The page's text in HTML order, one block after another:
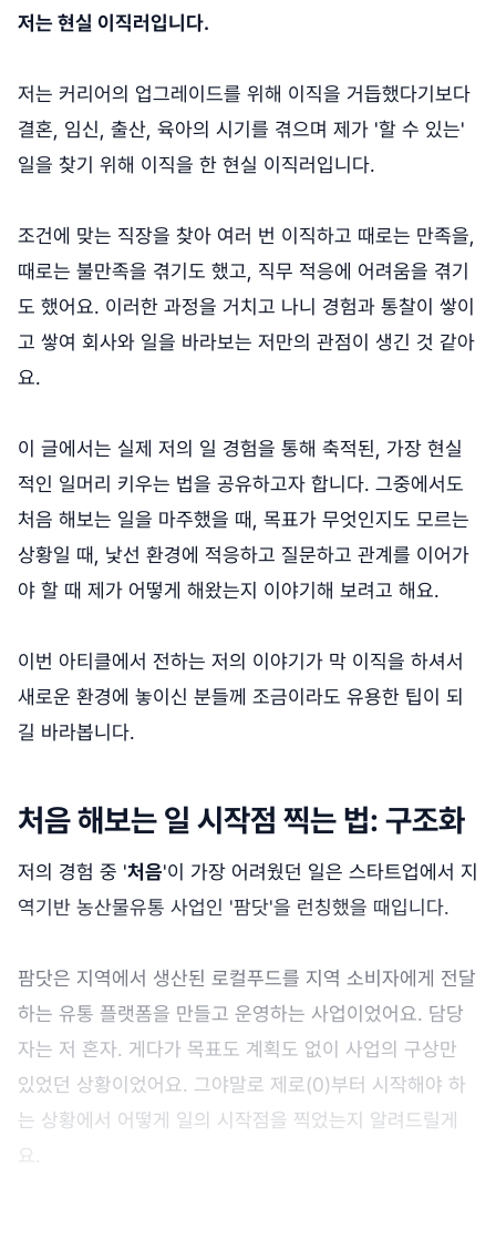
저는 현실 이직러입니다.
저는 커리어의 업그레이드를 위해 이직을 거듭했다기보다
결혼, 임신, 출산, 육아의 시기를 겪으며 제가 '할 수 있는'
일을 찾기 위해 이직을 한 현실 이직러입니다.
조건에 맞는 직장을 찾아 여러 번 이직하고 때로는 만족을,
때로는 불만족을 겪기도 했고, 직무 적응에 어려움을 겪기
도 했어요. 이러한 과정을 거치고 나니 경험과 통찰이 쌓이
고 쌓여 회사와 일을 바라보는 저만의 관점이 생긴 것 같아
요.
이 글에서는 실제 저의 일 경험을 통해 축적된, 가장 현실
적인 일머리 키우는 법을 공유하고자 합니다. 그중에서도
처음 해보는 일을 마주했을 때, 목표가 무엇인지도 모르는
상황일 때, 낯선 환경에 적응하고 질문하고 관계를 이어가
야 할 때 제가 어떻게 해왔는지 이야기해 보려고 해요.
이번 아티클에서 전하는 저의 이야기가 막 이직을 하셔서
새로운 환경에 놓이신 분들께 조금이라도 유용한 팁이 되
길 바라봅니다.
처음 해보는 일 시작점 찍는 법: 구조화
저의 경험 중 '처음'이 가장 어려웠던 일은 스타트업에서 지
역기반 농산물유통 사업인 '팜닷'을 런칭했을 때입니다.
팜닷은 지역에서 생산된 로컬푸드를 지역 소비자에게 전달
하는 유통 플랫폼을 만들고 운영하는 사업이었어요. 담당
자는 저 혼자. 게다가 목표도 계획도 없이 사업의 구상만
있었던 상황이었어요. 그야말로 제로(0)부터 시작해야 하
는 상황에서 어떻게 일의 시작점을 찍었는지 알려드릴게
요.